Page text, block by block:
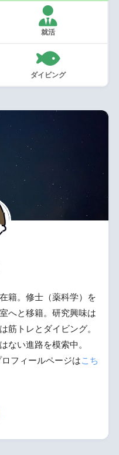
就活
ダイビング
籍。修士（薬科学）を
へと移籍。研究興味は
筋トレとダイビング。
ない進路を模索中。
フィールページはこち